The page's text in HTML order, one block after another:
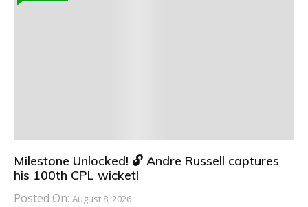
Milestone Unlocked! 🔓 Andre Russell captures
his 100th CPL wicket!
Posted On: August 8, 2026